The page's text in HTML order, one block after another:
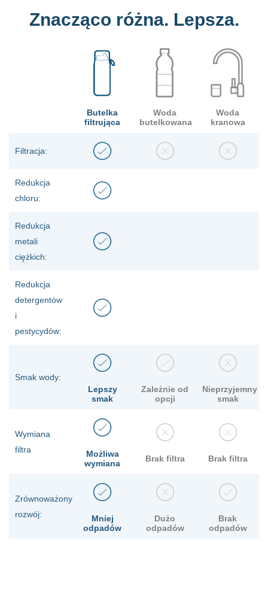
Znacząco różna. Lepsza.
Butelka
filtrująca
Woda
butelkowana
Woda
kranowa
Filtracja:
Redukcja
chloru:
Redukcja
metali
ciężkich:
Redukcja
detergentów
i
pestycydów:
Smak wody:
Lepszy
smak
Zależnie od
opcji
Nieprzyjemny
smak
Wymiana
filtra
Możliwa
wymiana
Brak filtra Brak filtra
Zrównoważony
rozwój:
Mniej
odpadów
Dużo
odpadów
Brak
odpadów